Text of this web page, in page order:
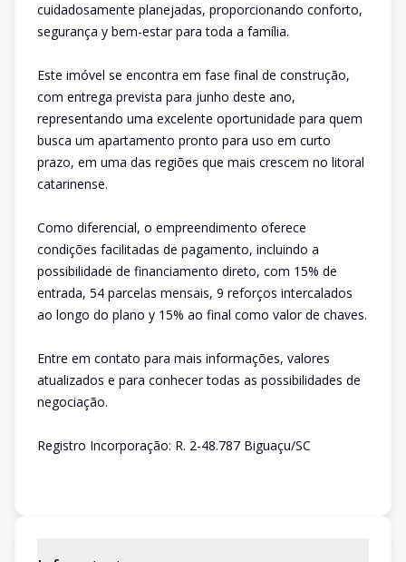
cuidadosamente planejadas, proporcionando conforto,
segurança y bem-estar para toda a família.
Este imóvel se encontra em fase final de construção,
com entrega prevista para junho deste ano,
representando uma excelente oportunidade para quem
busca um apartamento pronto para uso em curto
prazo, em uma das regiões que mais crescem no litoral
catarinense.
Como diferencial, o empreendimento oferece
condições facilitadas de pagamento, incluindo a
possibilidade de financiamento direto, com 15% de
entrada, 54 parcelas mensais, 9 reforços intercalados
ao longo do plano y 15% ao final como valor de chaves.
Entre em contato para mais informações, valores
atualizados e para conhecer todas as possibilidades de
negociação.
Registro Incorporação: R. 2-48.787 Biguaçu/SC